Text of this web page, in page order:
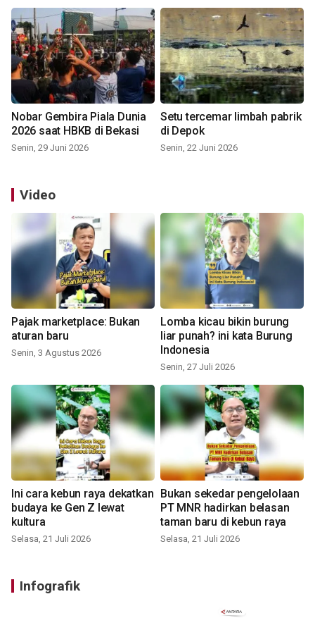
Nobar Gembira Piala Dunia
2026 saat HBKB di Bekasi
Senin, 29 Juni 2026
Setu tercemar limbah pabrik
di Depok
Senin, 22 Juni 2026
Video
Pajak marketplace: Bukan
aturan baru
Senin, 3 Agustus 2026
Lomba kicau bikin burung
liar punah? ini kata Burung
Indonesia
Senin, 27 Juli 2026
Ini cara kebun raya dekatkan
budaya ke Gen Z lewat
kultura
Selasa, 21 Juli 2026
Bukan sekedar pengelolaan
PT MNR hadirkan belasan
taman baru di kebun raya
Selasa, 21 Juli 2026
Infografik